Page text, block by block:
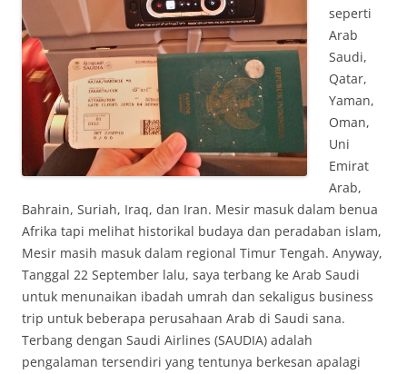
seperti
Arab
Saudi,
Qatar,
Yaman,
Oman,
Uni
Emirat
Arab,
Bahrain, Suriah, Iraq, dan Iran. Mesir masuk dalam benua
Afrika tapi melihat historikal budaya dan peradaban islam,
Mesir masih masuk dalam regional Timur Tengah. Anyway,
Tanggal 22 September lalu, saya terbang ke Arab Saudi
untuk menunaikan ibadah umrah dan sekaligus business
trip untuk beberapa perusahaan Arab di Saudi sana.
Terbang dengan Saudi Airlines (SAUDIA) adalah
pengalaman tersendiri yang tentunya berkesan apalagi